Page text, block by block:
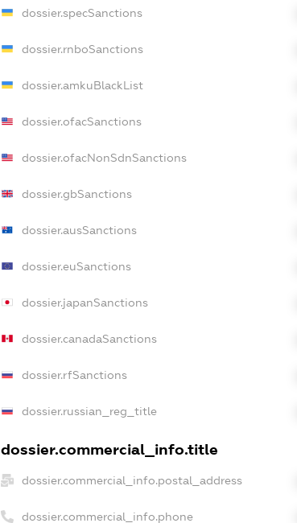
dossier.specSanctions
dossier.rnboSanctions
dossier.amkuBlackList
dossier.ofacSanctions
dossier.ofacNonSdnSanctions
dossier.gbSanctions
dossier.ausSanctions
dossier.euSanctions
dossier.japanSanctions
dossier.canadaSanctions
dossier.rfSanctions
dossier.russian_reg_title
dossier.commercial_info.title
dossier.commercial_info.postal_address
dossier.commercial_info.phone